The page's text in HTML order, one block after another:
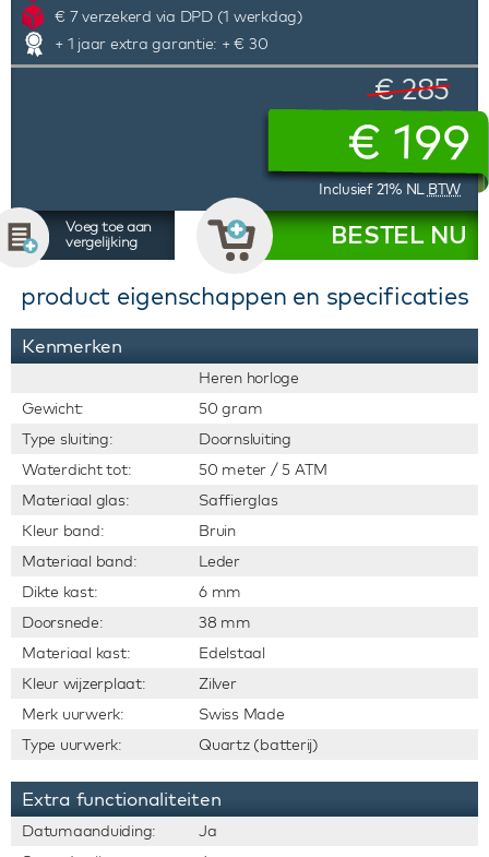
€ 7 verzekerd via DPD (1 werkdag)
+ 1 jaar extra garantie: + € 30
€ 285
€199
Inclusief 21% NL BTW
Voeg toe aan
vergelijking
BESTEL NU
product eigenschappen en specificaties
Kenmerken
Heren horloge
Gewicht:
50 gram
Type sluiting:
Doornsluiting
Waterdicht tot:
50 meter / 5 ATM
Materiaal glas:
Saffierglas
Kleur band:
Bruin
Materiaal band:
Leder
Dikte kast:
6 mm
Doorsnede:
38 mm
Materiaal kast:
Edelstaal
Kleur wijzerplaat:
Zilver
Merk uurwerk:
Swiss Made
Type uurwerk:
Quartz (batterij)
Extra functionaliteiten
Datumaanduiding:
Ja